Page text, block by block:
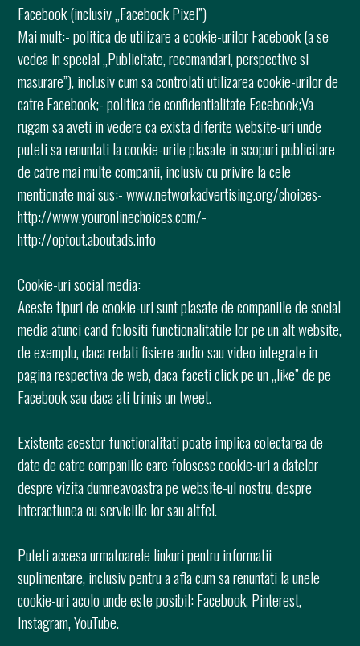
Facebook (inclusiv „Facebook Pixel”)
Mai mult:- politica de utilizare a cookie-urilor Facebook (a se
vedea in special „Publicitate, recomandari, perspective si
masurare”), inclusiv cum sa controlati utilizarea cookie-urilor de
catre Facebook;- politica de confidentialitate Facebook;Va
rugam sa aveti in vedere ca exista diferite website-uri unde
puteti sa renuntati la cookie-urile plasate in scopuri publicitare
de catre mai multe companii, inclusiv cu privire la cele
mentionate mai sus:- www.networkadvertising.org/choices-
http://www.youronlinechoices.com/-
http://optout.aboutads.info
Cookie-uri social media:
Aceste tipuri de cookie-uri sunt plasate de companiile de social
media atunci cand folositi functionalitatile lor pe un alt website,
de exemplu, daca redati fisiere audio sau video integrate in
pagina respectiva de web, daca faceti click pe un „like” de pe
Facebook sau daca ati trimis un tweet.
Existenta acestor functionalitati poate implica colectarea de
date de catre companiile care folosesc cookie-uri a datelor
despre vizita dumneavoastra pe website-ul nostru, despre
interactiunea cu serviciile lor sau altfel.
Puteti accesa urmatoarele linkuri pentru informatii
suplimentare, inclusiv pentru a afla cum sa renuntati la unele
cookie-uri acolo unde este posibil: Facebook, Pinterest,
Instagram, YouTube.